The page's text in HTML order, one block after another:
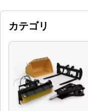
カテゴリ